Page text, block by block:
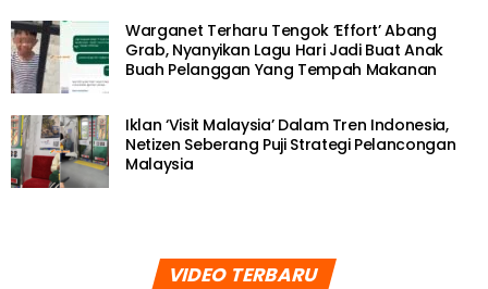
Warganet Terharu Tengok ‘Effort’ Abang
Grab, Nyanyikan Lagu Hari Jadi Buat Anak
Buah Pelanggan Yang Tempah Makanan
Iklan ‘Visit Malaysia’ Dalam Tren Indonesia,
Netizen Seberang Puji Strategi Pelancongan
Malaysia
VIDEO TERBARU